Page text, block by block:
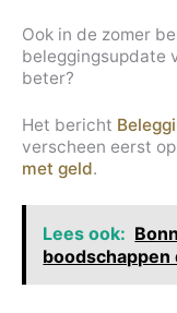
Ook in de zomer
beleggingsupdate
beter?
Het bericht
verscheen eerst op
met geld.
Lees ook:
boodschappen